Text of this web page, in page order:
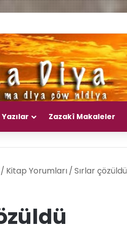
Sayfa
Yazılar Zazakî Makaleler
/ Kitap Yorumları/Sırlar çözüldü